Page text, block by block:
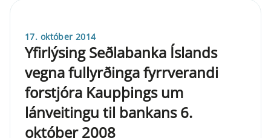
17. október 2014
Yfirlýsing Seðlabanka Íslands
vegna fullyrðinga fyrrverandi
forstjóra Kaupþings um
lánveitingu til bankans 6.
október 2008